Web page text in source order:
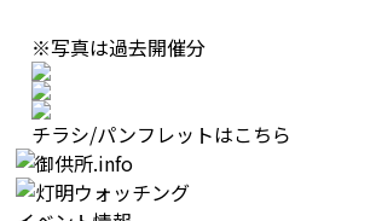
※写真は過去開催分
チラシ/パンフレットはこちら